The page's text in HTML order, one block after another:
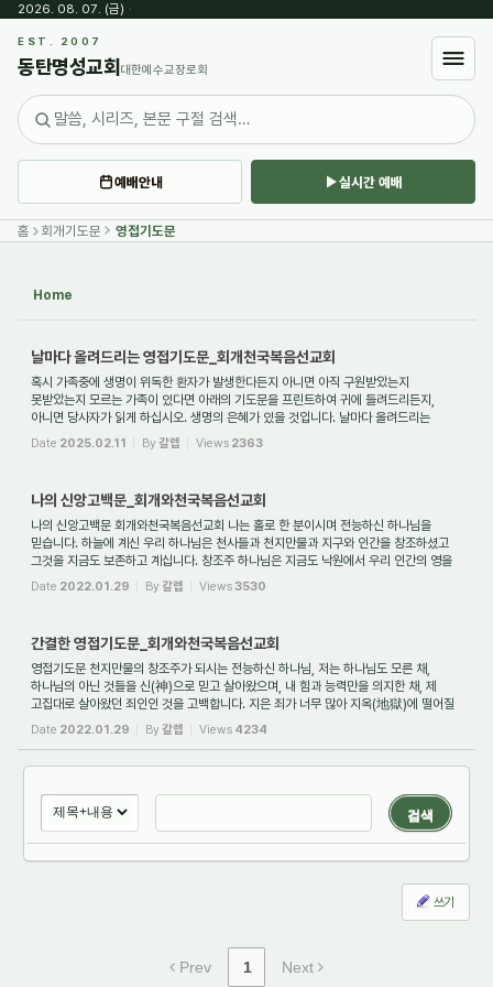
2026. 08. 07. (금) ·
EST. 2007
동탄명성교회 대한예수교장로회
예배안내 실시간 예배
홈 회개기도문 영접기도문
Home
날마다 올려드리는 영접기도문_회개천국복음선교회
혹시 가족중에 생명이 위독한 환자가 발생한다든지 아니면 아직 구원받았는지
못받았는지 모르는 가족이 있다면 아래의 기도문을 프린트하여 귀에 들려드리든지,
아니면 당사자가 읽게 하십시오. 생명의 은혜가 있을 것입니다. 날마다 올려드리는
영접기도문 ...
Date 2025.02.11 By갈렙 Views 2363
나의 신앙고백문_회개와천국복음선교회
나의 신앙고백문 회개와천국복음선교회 나는 홀로 한 분이시며 전능하신 하나님을
믿습니다. 하늘에 계신 우리 하나님은 천사들과 천지만물과 지구와 인간을 창조하셨고
그것을 지금도 보존하고 계십니다. 창조주 하나님은 지금도 낙원에서 우리 인간의 영을
...
Date 2022.01.29 By갈렙 Views3530
간결한 영접기도문_회개와천국복음선교회
영접기도문 천지만물의 창조주가 되시는 전능하신 하나님, 저는 하나님도 모른 채,
하나님의 아닌 것들을 신(神)으로 믿고 살아왔으며, 내 힘과 능력만을 의지한 채, 제
고집대로 살아왔던 죄인인 것을 고백합니다. 지은 죄가 너무 많아 지옥(地獄)에 떨어질
...
Date 2022.01.29 By갈렙 Views 4234
검색
쓰기
Prev 1 Next
Sketchbook5, 스케치북5
Sketchbook5, 스케치북5